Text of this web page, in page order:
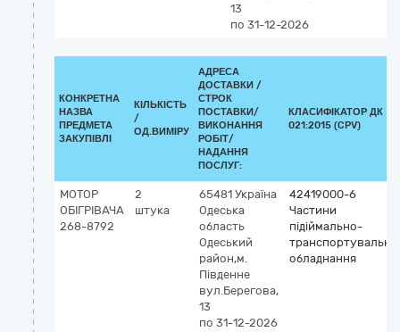
13
по 31-12-2026
КОНКРЕТНА
НАЗВА
ПРЕДМЕТА
ЗАКУПІВЛІ
КІЛЬКІСТЬ
/
ОД.ВИМІРУ
АДРЕСА
ДОСТАВКИ /
СТРОК
ПОСТАВКИ/
ВИКОНАННЯ
РОБІТ/
НАДАННЯ
ПОСЛУГ:
КЛАСИФІКАТОР ДК
021:2015 (CPV)
МОТОР
ОБІГРІВАЧА
268-8792
2
штука
65481 Україна
Одеська
область
Одеський
район,м.
Південне
вул.Берегова,
13
по 31-12-2026
42419000-6
Частини
підіймально-
обладнання